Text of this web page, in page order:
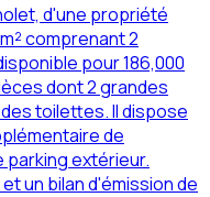
d'une propriété
comprenant 2
pour 186,000
dont 2 grandes
toilettes. Il dispose
de
parking extérieur.
un bilan d'émission de